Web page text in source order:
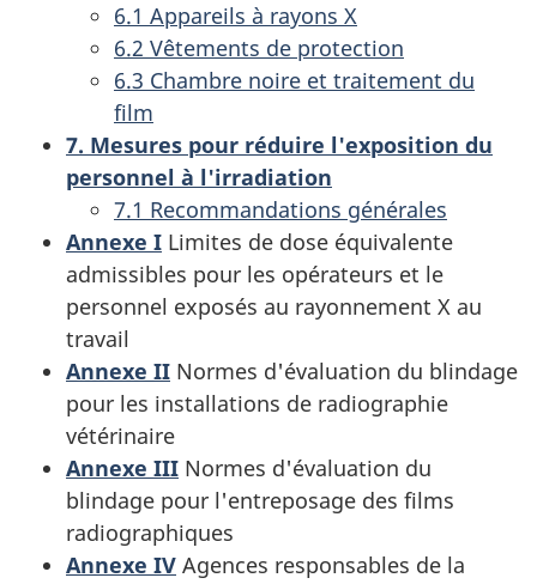
6.1 Appareils à rayons X
6.2 Vêtements de protection
6.3 Chambre noire et traitement du
film
7. Mesures pour réduire l'exposition du
personnel à l'irradiation
7.1 Recommandations générales
Annexe I Limites de dose équivalente
admissibles pour les opérateurs et le
personnel exposés au rayonnement X au
travail
Annexe II Normes d'évaluation du blindage
pour les installations de radiographie
vétérinaire
Annexe III Normes d'évaluation du
blindage pour l'entreposage des films
radiographiques
Annexe IV Agences responsables de la